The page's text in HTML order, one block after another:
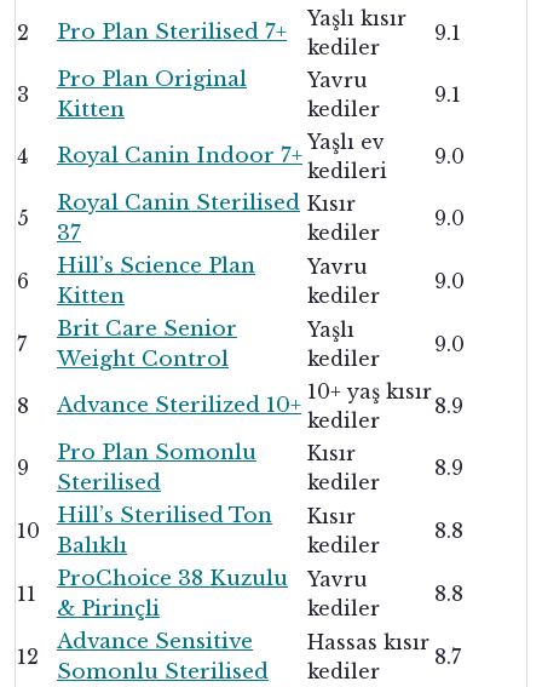
2 Pro Plan Sterilised 7+
Yaşlı kısır
kediler
9.1
3
Pro Plan Original
Kitten
Yavru
kediler
9.1
4 Royal Canin Indoor 7+
Yaşlı ev
kedileri
9.0
5
Royal Canin Sterilised
37
Kısır
kediler
9.0
6
Hill’s Science Plan
Kitten
Yavru
kediler
9.0
7
Brit Care Senior
Weight Control
Yaşlı
kediler
9.0
8 Advance Sterilized 10+
10+ yaş kısır
kediler
8.9
9
Pro Plan Somonlu
Sterilised
Kısır
kediler
8.9
10
Hill’s Sterilised Ton
Balıklı
Kısır
kediler
8.8
11
ProChoice 38 Kuzulu
& Pirinçli
Yavru
kediler
8.8
12
Advance Sensitive
Somonlu Sterilised
Hassas kısır
kediler
8.7